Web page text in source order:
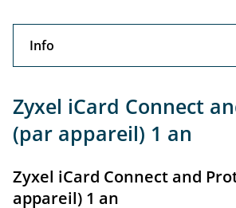
Info
Zyxel iCard Connect
(par appareil) 1 an
Zyxel iCard Connect and
appareil) 1 an